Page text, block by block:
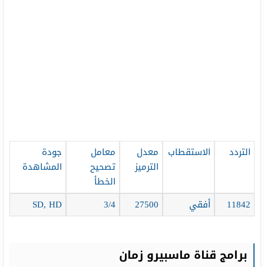
التردد الاستقطاب
معدل
الترميز
معامل
تصحيح
الخطأ
جودة
المشاهدة
11842 أفقي 27500
3/4
SD, HD
برامج قناة ماسبيرو زمان